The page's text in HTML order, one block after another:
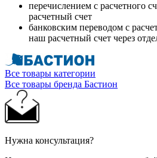
перечислением с расчетного
расчетный счет
банковским переводом с
наш расчетный счет через
Все товары категории
Все товары бренда Бастион
Нужна консультация?